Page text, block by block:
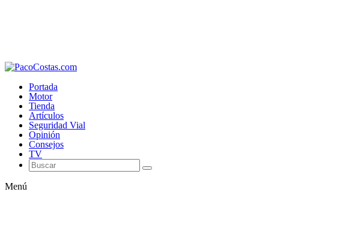
Portada
Motor
Tienda
Artículos
Seguridad Vial
Opinión
Consejos
TV
Menú